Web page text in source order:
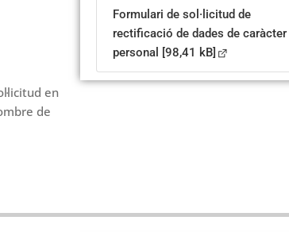
en
de
Formulari de sol·licitud de
rectificació de dades de caràcter
personal [98,41 kB]